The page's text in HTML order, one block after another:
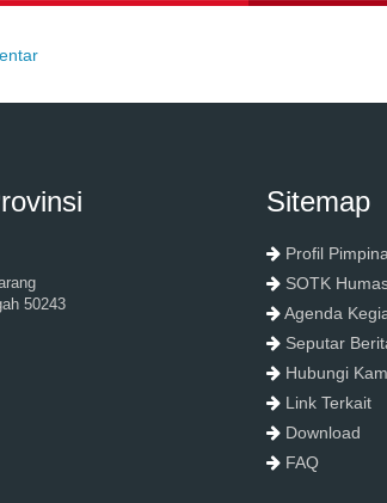
50243
Sitemap
Profil
SOTK
Agenda
Seputar
Hubungi
Link Terkait
Download
FAQ